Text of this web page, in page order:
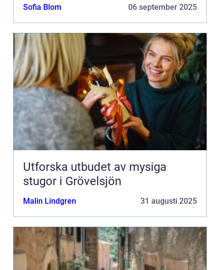
Sofia Blom 06 september 2025
Utforska utbudet av mysiga
stugor i Grövelsjön
Malin Lindgren 31 augusti 2025